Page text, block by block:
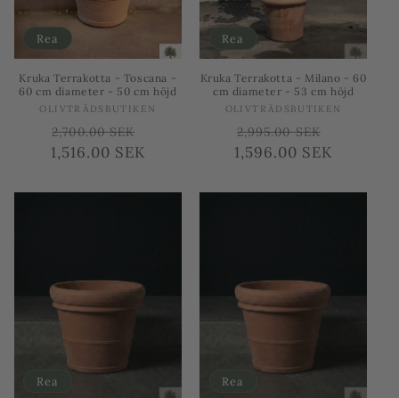
Rea
Kruka Terrakotta - Toscana -
60 cm diameter - 50 cm höjd
Säljare:
OLIVTRÄDSBUTIKEN
Ordinarie
pris
2,700.00 SEK
Försäljningspris
1,516.00 SEK
Rea
Kruka Terrakotta - Milano - 60
cm diameter - 53 cm höjd
Säljare:
OLIVTRÄDSBUTIKEN
Ordinarie
pris
2,995.00 SEK
1,596.00 SEK
Rea Rea